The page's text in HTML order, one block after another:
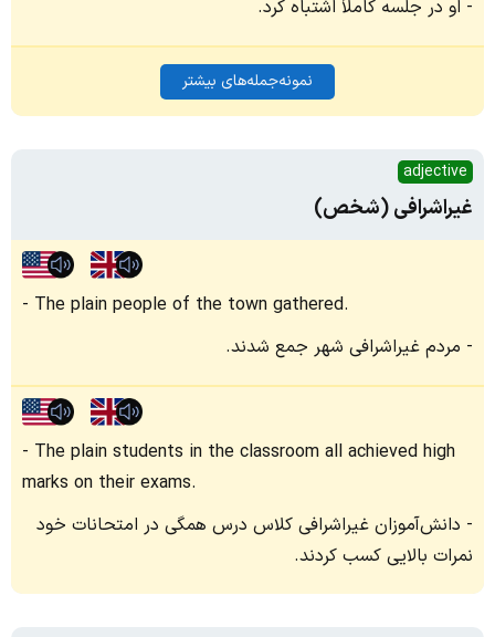
او در جلسه کاملاً اشتباه کرد.
نمونه‌جمله‌های بیشتر
adjective
غیراشرافی (شخص)
The plain people of the town gathered.
مردم غیراشرافی شهر جمع شدند.
The plain students in the classroom all achieved high
marks on their exams.
دانش‌آموزان غیراشرافی کلاس درس همگی در امتحانات خود
نمرات بالایی کسب کردند.